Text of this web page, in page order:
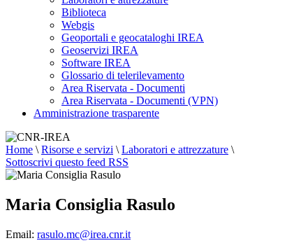
Biblioteca
Webgis
Geoportali e geocataloghi IREA
Geoservizi IREA
Software IREA
Glossario di telerilevamento
Area Riservata - Documenti
Area Riservata - Documenti (VPN)
Amministrazione trasparente
Home \ Risorse e servizi \ Laboratori e attrezzature \
Sottoscrivi questo feed RSS
Maria Consiglia Rasulo
Email: rasulo.mc@irea.cnr.it